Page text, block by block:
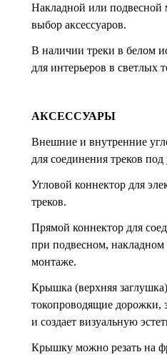
Накладной или
выбор аксессуаров.
В наличии треки в белом
для интерьеров в светлых
АКСЕССУАРЫ
Внешние и внутренние
для соединения треков под
Угловой коннектор для
треков.
Прямой коннектор для
при подвесном, накладном
монтаже.
Крышка (верхняя
токопроводящие дорожки,
и создает визуальную
Крышку можно резать на